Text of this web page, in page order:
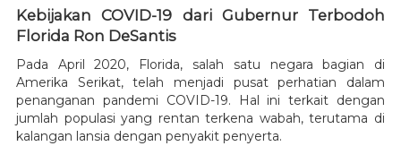
Kebijakan COVID-19 dari Gubernur Terbodoh
Florida Ron DeSantis
Pada April 2020, Florida, salah satu negara bagian di
Amerika Serikat, telah menjadi pusat perhatian dalam
penanganan pandemi COVID-19. Hal ini terkait dengan
jumlah populasi yang rentan terkena wabah, terutama di
kalangan lansia dengan penyakit penyerta.